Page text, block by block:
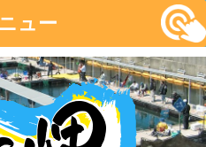
ュー